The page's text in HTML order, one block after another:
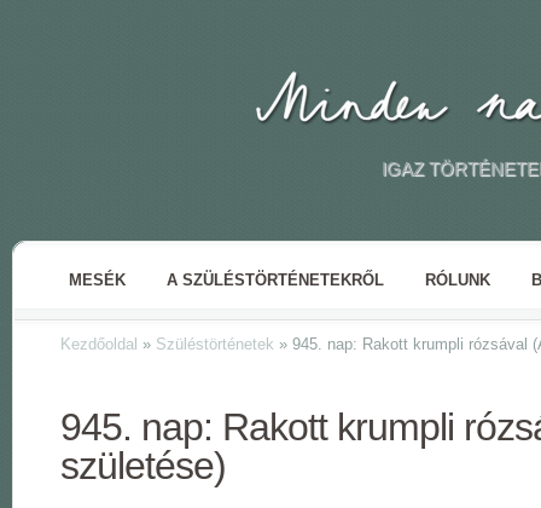
IGAZ
MESÉK A SZÜLÉSTÖRTÉNETEKRŐL RÓLUNK
Kezdőoldal » Szüléstörténetek » 945. nap: Rakott krumpli rózsával
945. nap: Rakott krumpli
születése)